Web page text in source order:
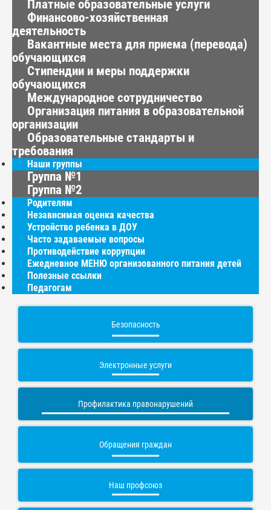
Платные образовательные услуги
Финансово-хозяйственная
деятельность
Вакантные места для приема (перевода)
обучающихся
Стипендии и меры поддержки
обучающихся
Международное сотрудничество
Организация питания в образовательной
организации
Образовательные стандарты и
требования
Наши группы
Группа №1
Группа №2
Родителям
Независимая оценка качества
Устройство ребенка в ДОУ
Часто задаваемые вопросы
Противодействие коррупции
Ежедневное МЕНЮ организованного питания детей
Полезные ссылки
Педагогам
Безопасность
Электронные услуги
Профилактика правонарушений
Обращения граждан
Наш профсоюз